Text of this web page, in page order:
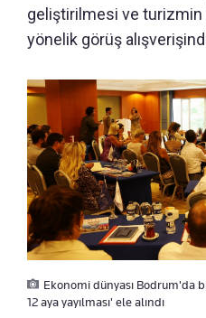
geliştirilmesi ve
yönelik görüş
Ekonomi dünyası Bodrum'da
12 aya yayılması' ele alındı